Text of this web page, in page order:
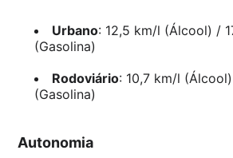
Urbano: 12,5 km/l (Álcool) /
(Gasolina)
Rodoviário: 10,7 km/l
(Gasolina)
Autonomia